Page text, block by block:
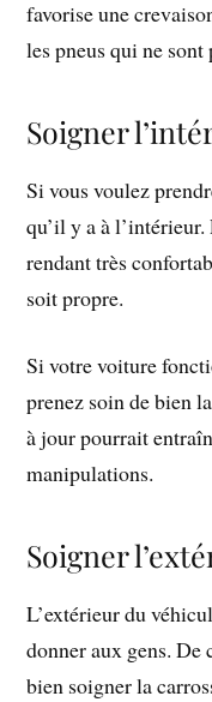
favorise une
les pneus qui ne
Soigner
Si vous voulez
qu’il y a à l’intérieur.
rendant très
soit propre.
Si votre voiture
prenez soin de bien
à jour pourrait
manipulations.
Soigner
L’extérieur du
donner aux gens. De
bien soigner la